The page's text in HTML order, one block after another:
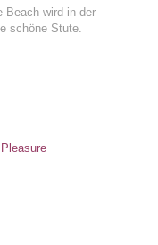
Beach wird in der
schöne Stute.